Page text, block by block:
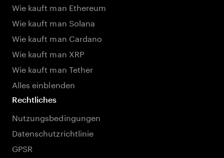
Wie kauft man Ethereum
Wie kauft man Solana
Wie kauft man Cardano
Wie kauft man XRP
Wie kauft man Tether
Alles einblenden
Rechtliches
Nutzungsbedingungen
Datenschutzrichtlinie
GPSR